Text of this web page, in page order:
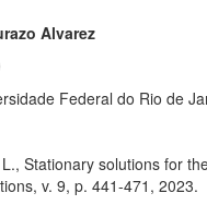
Alvarez
Federal do Rio de
Stationary solutions for
v. 9, p. 441-471, 2023.